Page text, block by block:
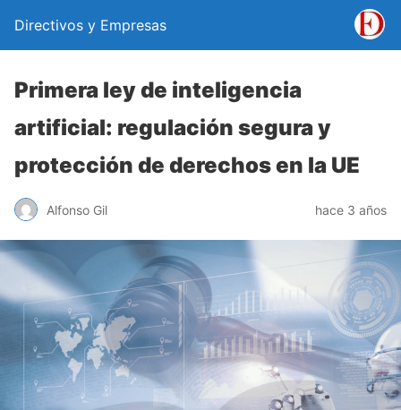
Directivos y Empresas
Primera ley de inteligencia
artificial: regulación segura y
protección de derechos en la UE
Alfonso Gil hace 3 años